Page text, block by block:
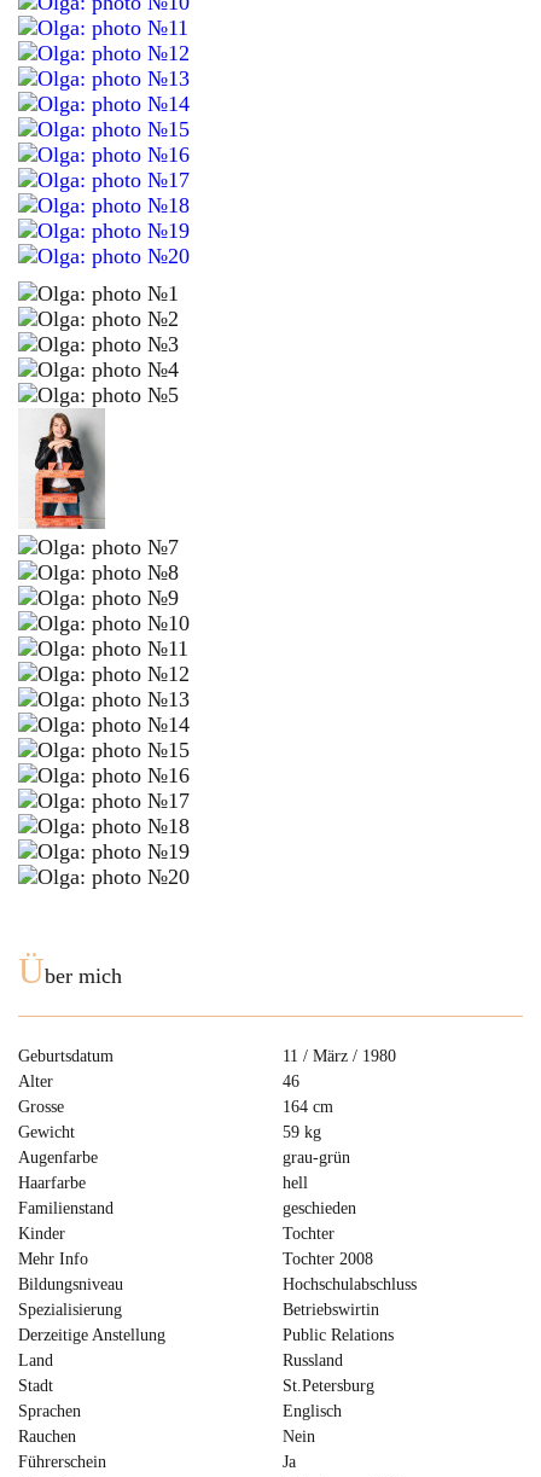
Über mich
Geburtsdatum
11 / März / 1980
Alter
46
Grosse
164 cm
Gewicht
59 kg
Augenfarbe
grau-grün
Haarfarbe
hell
Familienstand
geschieden
Kinder
Tochter
Mehr Info
Tochter 2008
Bildungsniveau
Hochschulabschluss
Spezialisierung
Betriebswirtin
Derzeitige Anstellung
Public Relations
Land
Russland
Stadt
St.Petersburg
Sprachen
Englisch
Rauchen
Nein
Führerschein
Ja